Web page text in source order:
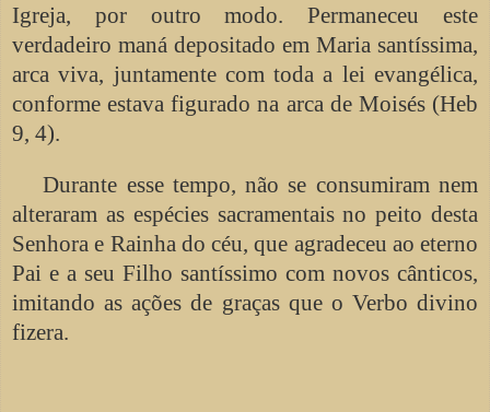
Igreja, por outro modo. Permaneceu este
verdadeiro maná depositado em Maria santíssima,
arca viva, juntamente com toda a lei evangélica,
conforme estava figurado na arca de Moisés (Heb
9, 4).
Durante esse tempo, não se consumiram nem
alteraram as espécies sacramentais no peito desta
Senhora e Rainha do céu, que agradeceu ao eterno
Pai e a seu Filho santíssimo com novos cânticos,
imitando as ações de graças que o Verbo divino
fizera.